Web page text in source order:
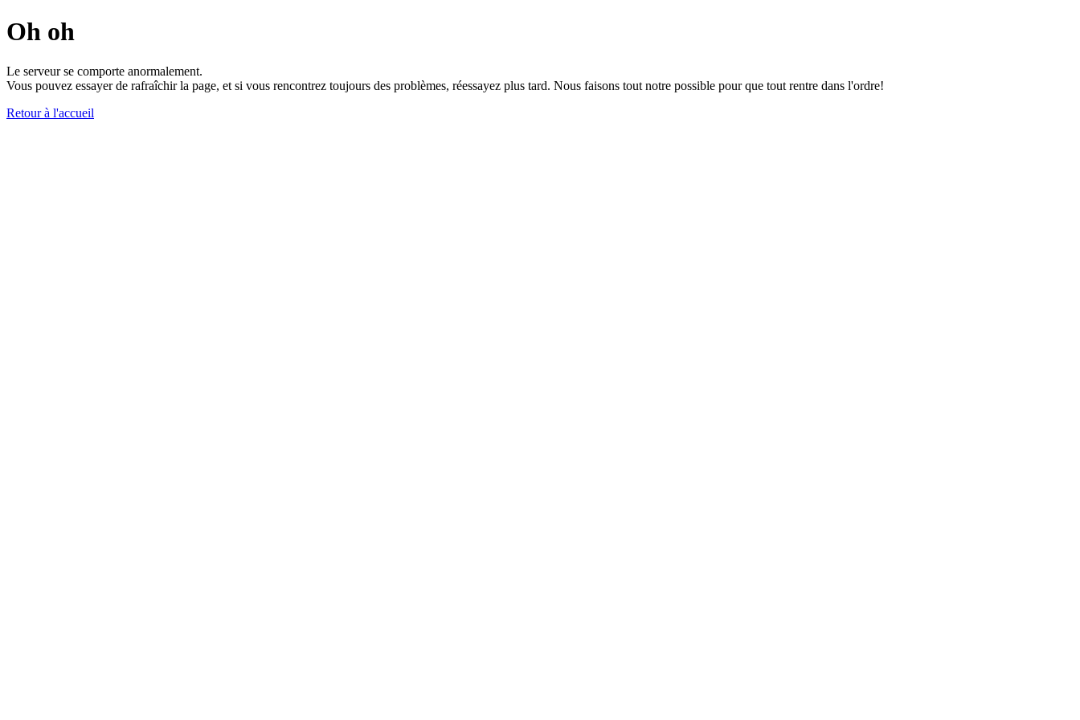
Oh oh
Le serveur se comporte anormalement.
Vous pouvez essayer de rafraîchir la page, et si vous rencontrez toujours des problèmes, réessayez plus tard. Nous faisons tout notre possible pour que tout rentre dans l'ordre!
Retour à l'accueil